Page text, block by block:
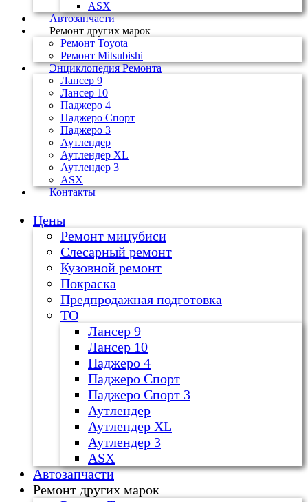
ASX
Автозапчасти
Ремонт других марок
Ремонт Toyota
Ремонт Mitsubishi
Энциклопедия Ремонта
Лансер 9
Лансер 10
Паджеро 4
Паджеро Спорт
Паджеро 3
Аутлендер
Аутлендер ХL
Аутлендер 3
ASX
Контакты
Цены
Ремонт мицубиси
Слесарный ремонт
Кузовной ремонт
Покраска
Предпродажная подготовка
ТО
Лансер 9
Лансер 10
Паджеро 4
Паджеро Спорт
Паджеро Спорт 3
Аутлендер
Аутлендер ХL
Аутлендер 3
ASX
Автозапчасти
Ремонт других марок